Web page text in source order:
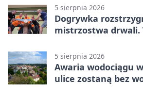
5 sierpnia 2026
Dogrywka
mistrzostwa drwali.
5 sierpnia 2026
Awaria wodociągu
ulice zostaną bez